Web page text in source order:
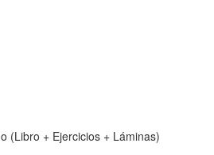
(Libro + Ejercicios + Láminas)